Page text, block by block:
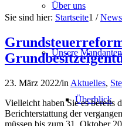
Über uns
Unsere Mandanten
Überblick
Sie sind hier: Startseite1 /
23. März 2022/in Aktuelles,
Vielleicht haben Sie es bereits
Berichterstattung der
müssen bis zum 31. Oktober